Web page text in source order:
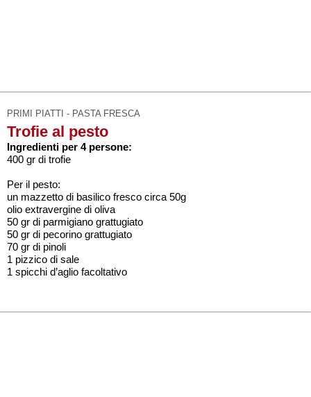
PRIMI PIATTI - PASTA FRESCA
Trofie al pesto
Ingredienti per 4 persone:
400 gr di trofie
Per il pesto:
un mazzetto di basilico fresco circa 50g
olio extravergine di oliva
50 gr di parmigiano grattugiato
50 gr di pecorino grattugiato
70 gr di pinoli
1 pizzico di sale
1 spicchi d’aglio facoltativo